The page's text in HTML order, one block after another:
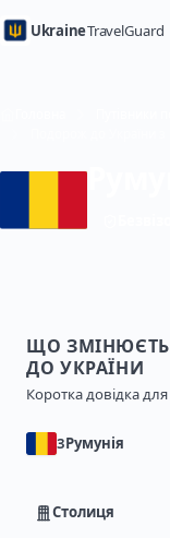
UkraineTravelGuard
ЩО
ДО УКРАЇНИ
Коротка довідка
ЗРумунія
Столиця